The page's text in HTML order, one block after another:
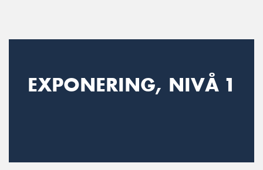
EXPONERING, NIVÅ 1